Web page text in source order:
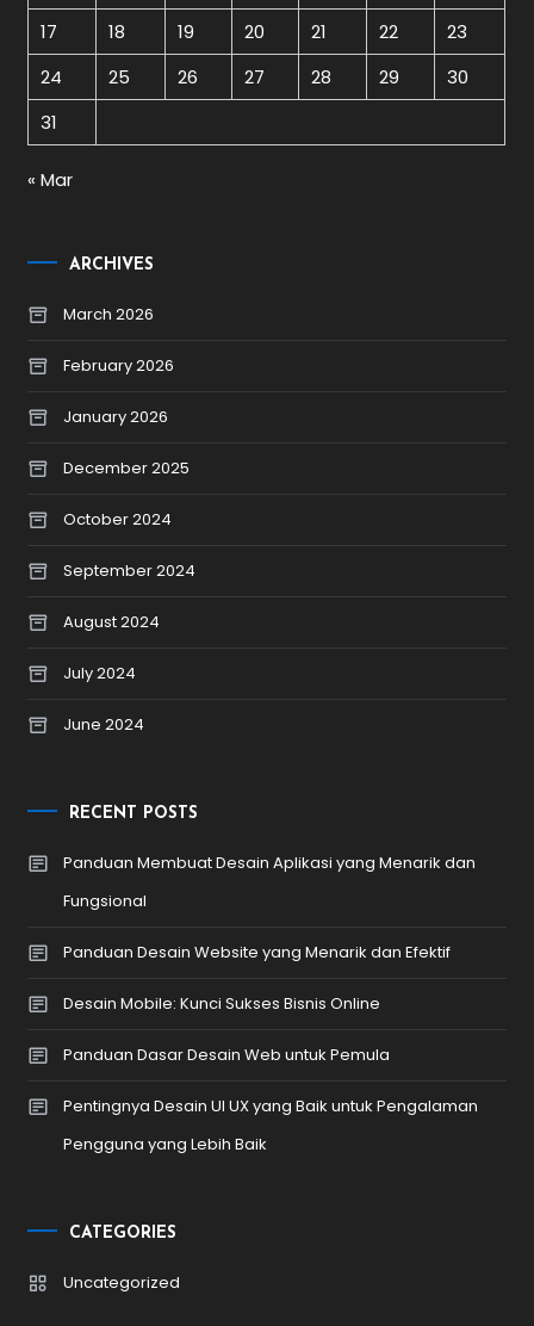
17
18 19 20 21 22
23
24
25 26 27 28 29
30
31
« Mar
ARCHIVES
March 2026
February 2026
January 2026
December 2025
October 2024
September 2024
August 2024
July 2024
June 2024
RECENT POSTS
Panduan Membuat Desain Aplikasi yang Menarik dan
Fungsional
Panduan Desain Website yang Menarik dan Efektif
Desain Mobile: Kunci Sukses Bisnis Online
Panduan Dasar Desain Web untuk Pemula
Pentingnya Desain UI UX yang Baik untuk Pengalaman
Pengguna yang Lebih Baik
CATEGORIES
Uncategorized